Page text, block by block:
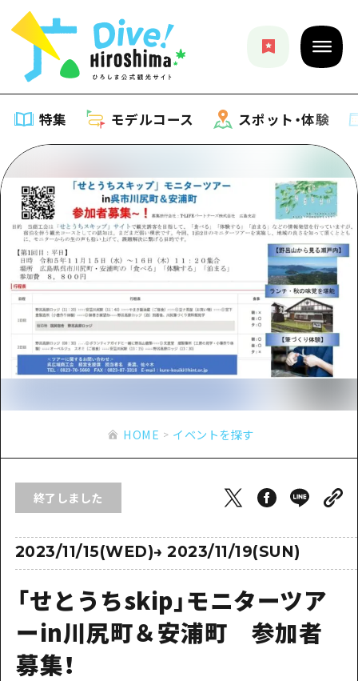
特集 モデルコース スポット・体験
特集
特集一覧
おすすめ
アート
イベント・祭り
グルメ・酒
サイクリング
ショッピング
ナイトライフ
世界遺産
学び・体験
歴史・文化
癒し
モデルコース
モデルコース一覧
Dive! Hiroshima 公式ガイド
広島もしもトラベル
あたらしい非日常
安芸
備後
宮島周辺
山口県東部
弾丸
スポット・体験
スポット・体験一覧
広島市周辺
安芸
備後
備北
宮島周辺
山口県東部
愛媛県
島根県
イベント
旬情報
お役立ち情報
アクセス
二次交通まとめ
施設の混雑状況のお知らせ
手荷物預かり・配送サービス
広島おもてなしパス
HOME
お問い合わせ
事業者・学校関係者の皆さま
HOME イベントを探す
終了しました
2023/11/15(WED)→2023/11/19(SUN)
「せとうちskip」モニターツア
ーin川尻町＆安浦町 参加者
募集！